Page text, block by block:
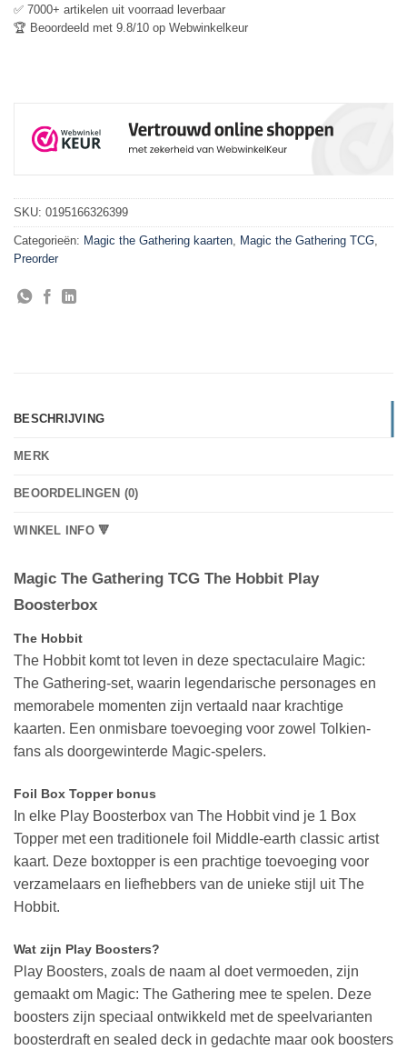
✅ 7000+ artikelen uit voorraad leverbaar
🏆 Beoordeeld met 9.8/10 op Webwinkelkeur
SKU: 0195166326399
Categorieën: Magic the Gathering kaarten, Magic the Gathering TCG,
Preorder
BESCHRIJVING
MERK
BEOORDELINGEN (0)
WINKEL INFO 🔻
Magic The Gathering TCG The Hobbit Play
Boosterbox
The Hobbit
The Hobbit komt tot leven in deze spectaculaire Magic:
The Gathering-set, waarin legendarische personages en
memorabele momenten zijn vertaald naar krachtige
kaarten. Een onmisbare toevoeging voor zowel Tolkien-
fans als doorgewinterde Magic-spelers.
Foil Box Topper bonus
In elke Play Boosterbox van The Hobbit vind je 1 Box
Topper met een traditionele foil Middle-earth classic artist
kaart. Deze boxtopper is een prachtige toevoeging voor
verzamelaars en liefhebbers van de unieke stijl uit The
Hobbit.
Wat zijn Play Boosters?
Play Boosters, zoals de naam al doet vermoeden, zijn
gemaakt om Magic: The Gathering mee te spelen. Deze
boosters zijn speciaal ontwikkeld met de speelvarianten
boosterdraft en sealed deck in gedachte maar ook boosters